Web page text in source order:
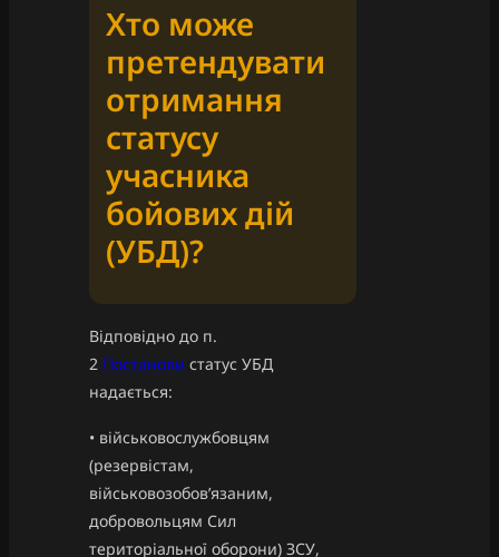
Хто може
претендувати
отримання
статусу
учасника
бойових дій
(УБД)?
Відповідно до п.
2 Постанови статус УБД
надається:
• військовослужбовцям
(резервістам,
військовозобов’язаним,
добровольцям Сил
територіальної оборони) ЗСУ,